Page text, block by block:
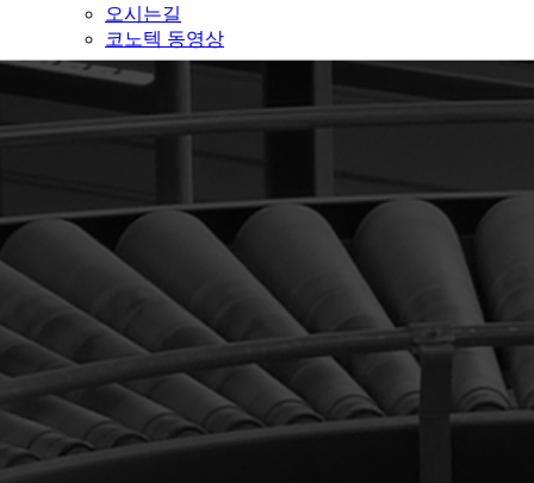
오시는길
코노텍 동영상
ENGLISH